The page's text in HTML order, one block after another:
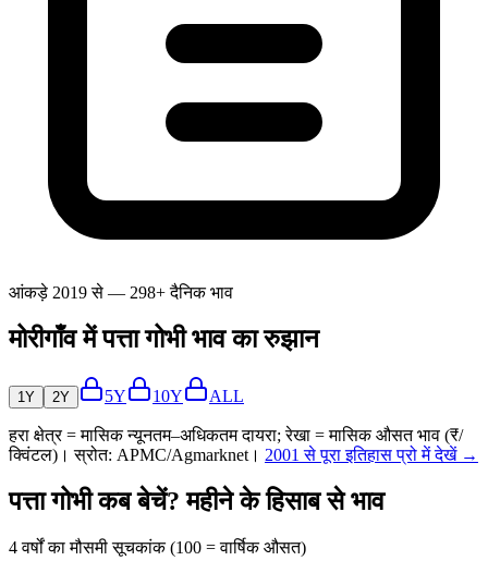
आंकड़े 2019 से — 298+ दैनिक भाव
मोरीगाँव में पत्ता गोभी भाव का रुझान
1Y 2Y 5Y 10Y ALL
हरा क्षेत्र = मासिक न्यूनतम–अधिकतम दायरा; रेखा = मासिक औसत भाव (₹/
क्विंटल)। स्रोत: APMC/Agmarknet। 2001 से पूरा इतिहास प्रो में देखें →
पत्ता गोभी कब बेचें? महीने के हिसाब से भाव
4 वर्षों का मौसमी सूचकांक (100 = वार्षिक औसत)